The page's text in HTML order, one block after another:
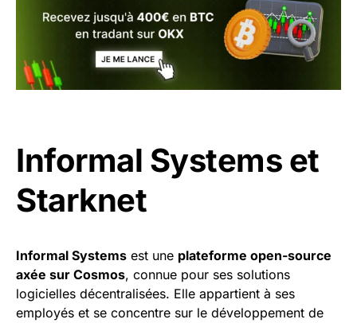
Informal Systems et
Starknet
Informal Systems est une plateforme open-source
axée sur Cosmos, connue pour ses solutions
logicielles décentralisées. Elle appartient à ses
employés et se concentre sur le développement de